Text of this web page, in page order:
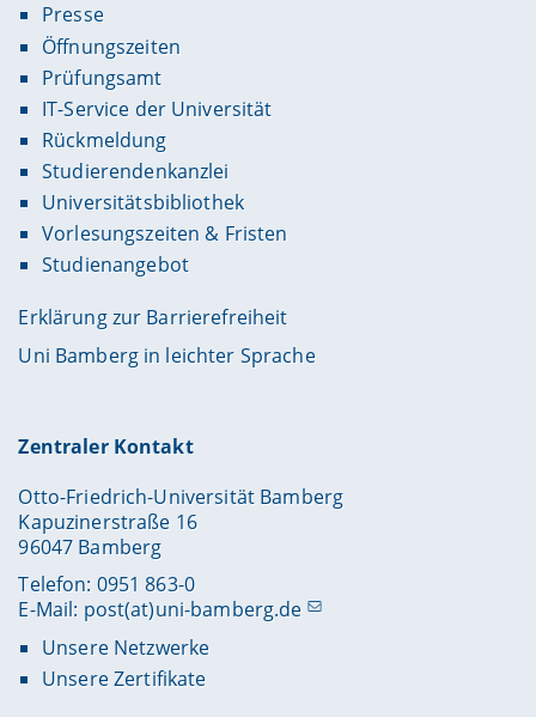
Presse
Öffnungszeiten
Prüfungsamt
IT-Service der Universität
Rückmeldung
Studierendenkanzlei
Universitätsbibliothek
Vorlesungszeiten & Fristen
Studienangebot
Erklärung zur Barrierefreiheit
Uni Bamberg in leichter Sprache
Zentraler Kontakt
Otto-Friedrich-Universität Bamberg
Kapuzinerstraße 16
96047 Bamberg
Telefon: 0951 863-0
E-Mail: post(at)uni-bamberg.de
Unsere Netzwerke
Unsere Zertifikate